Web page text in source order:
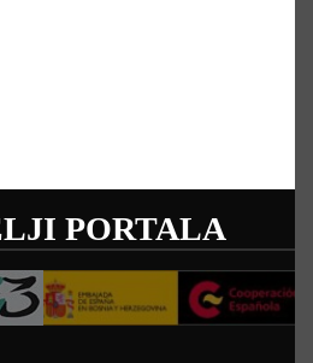
PORTALA